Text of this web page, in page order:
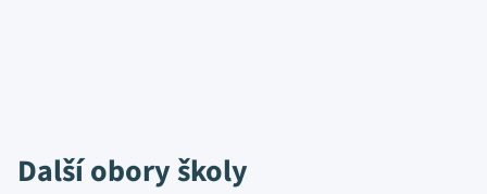
Další obory školy